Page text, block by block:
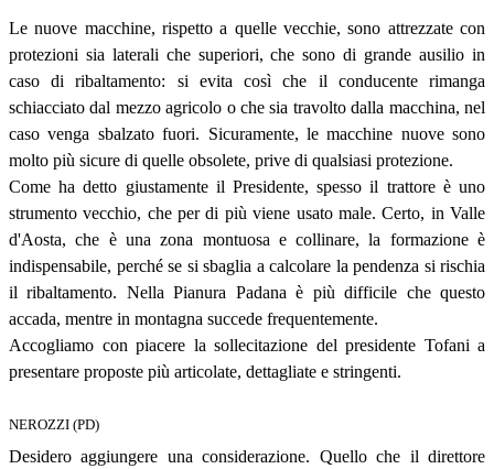
Le nuove macchine, rispetto a quelle vecchie, sono attrezzate con
protezioni sia laterali che superiori, che sono di grande ausilio in
caso di ribaltamento: si evita così che il conducente rimanga
schiacciato dal mezzo agricolo o che sia travolto dalla macchina, nel
caso venga sbalzato fuori. Sicuramente, le macchine nuove sono
molto più sicure di quelle obsolete, prive di qualsiasi protezione.
Come ha detto giustamente il Presidente, spesso il trattore è uno
strumento vecchio, che per di più viene usato male. Certo, in Valle
d'Aosta, che è una zona montuosa e collinare, la formazione è
indispensabile, perché se si sbaglia a calcolare la pendenza si rischia
il ribaltamento. Nella Pianura Padana è più difficile che questo
accada, mentre in montagna succede frequentemente.
Accogliamo con piacere la sollecitazione del presidente Tofani a
presentare proposte più articolate, dettagliate e stringenti.
NEROZZI (PD)
Desidero aggiungere una considerazione. Quello che il direttore